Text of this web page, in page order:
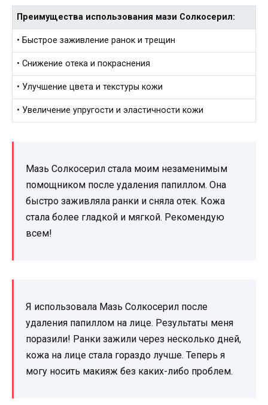
Преимущества использования мази Солкосерил:
• Быстрое заживление ранок и трещин
• Снижение отека и покраснения
• Улучшение цвета и текстуры кожи
• Увеличение упругости и эластичности кожи
Мазь Солкосерил стала моим незаменимым
помощником после удаления папиллом. Она
быстро заживляла ранки и сняла отек. Кожа
стала более гладкой и мягкой. Рекомендую
всем!
Я использовала Мазь Солкосерил после
удаления папиллом на лице. Результаты меня
поразили! Ранки зажили через несколько дней,
кожа на лице стала гораздо лучше. Теперь я
могу носить макияж без каких-либо проблем.